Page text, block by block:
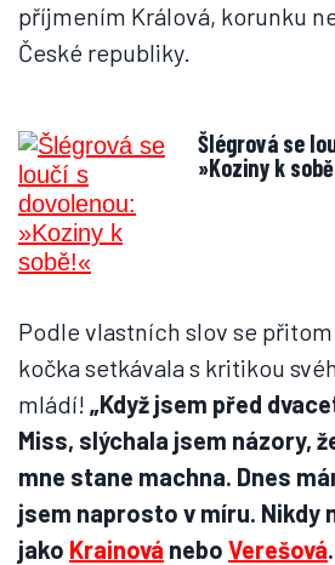
příjmením Králová, korunku
České republiky.
Šlégrová se
»Koziny k
Podle vlastních slov se
kočka setkávala s kritikou
mládí! „Když jsem před
Miss, slýchala jsem názory,
mne stane machna. Dnes
jsem naprosto v míru. Nikdy
jako Krainová nebo Verešová